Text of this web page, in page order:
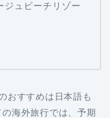
ジュビーチリゾー
おすすめは日本語も
海外旅行では、予期